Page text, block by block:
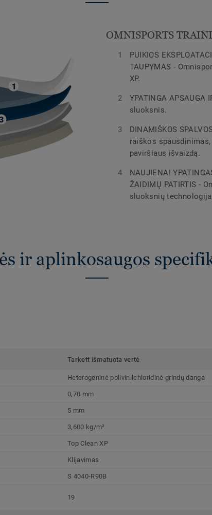
OMNISPORTS
PUIKIOS
TAUPYMAS -
XP.
YPATINGA APSAUGA
sluoksnis.
DINAMIŠKOS
raiškos
paviršiaus išvaizdą.
NAUJIENA!
ŽAIDIMŲ PATIRTIS -
sluoksnių
ir aplinkosaugos
Tarkett išmatuota vertė
Heterogeninė polivinilchloridinė grindų danga
0,70 mm
5 mm
3,600 kg/m²
Top Clean XP
Klijavimas
S 4040-R90B
19